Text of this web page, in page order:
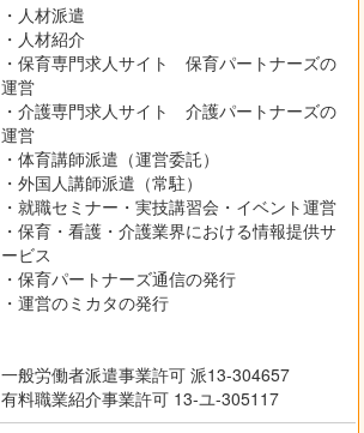
・人材派遣
・人材紹介
・保育専門求人サイト 保育パートナーズの
運営
・介護専門求人サイト 介護パートナーズの
運営
・体育講師派遣（運営委託）
・外国人講師派遣（常駐）
・就職セミナー・実技講習会・イベント運営
・保育・看護・介護業界における情報提供サ
ービス
・保育パートナーズ通信の発行
・運営のミカタの発行
一般労働者派遣事業許可 派13-304657
有料職業紹介事業許可 13-ユ-305117